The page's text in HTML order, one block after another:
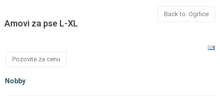
Back to: Ogrlice
Amovi za pse L-XL
Pozovite za cenu
Nobby